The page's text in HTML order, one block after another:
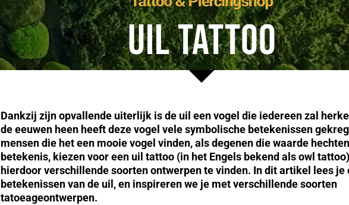
UIL TATTOO
Dankzij zijn opvallende uiterlijk is de uil een vogel die iedereen zal
de eeuwen heen heeft deze vogel vele symbolische betekenissen
mensen die het een mooie vogel vinden, als degenen die waarde
betekenis, kiezen voor een uil tattoo (in het Engels bekend als owl
hierdoor verschillende soorten ontwerpen te vinden. In dit artikel lees je
betekenissen van de uil, en inspireren we je met verschillende soorten
tatoeageontwerpen.